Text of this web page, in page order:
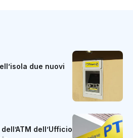
due nuovi
dell’Ufficio